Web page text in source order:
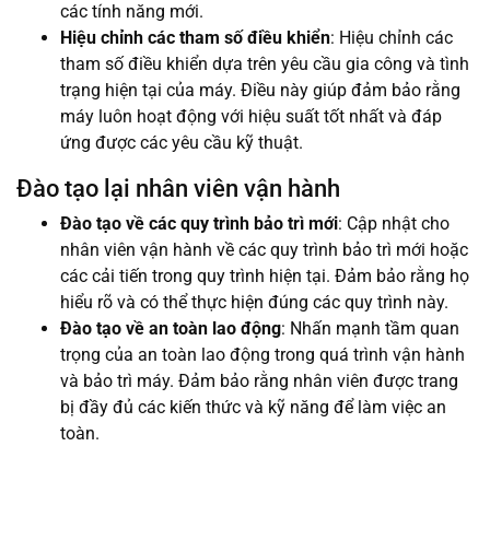
các tính năng mới.
Hiệu chỉnh các tham số điều khiển: Hiệu chỉnh các
tham số điều khiển dựa trên yêu cầu gia công và tình
trạng hiện tại của máy. Điều này giúp đảm bảo rằng
máy luôn hoạt động với hiệu suất tốt nhất và đáp
ứng được các yêu cầu kỹ thuật.
Đào tạo lại nhân viên vận hành
Đào tạo về các quy trình bảo trì mới: Cập nhật cho
nhân viên vận hành về các quy trình bảo trì mới hoặc
các cải tiến trong quy trình hiện tại. Đảm bảo rằng họ
hiểu rõ và có thể thực hiện đúng các quy trình này.
Đào tạo về an toàn lao động: Nhấn mạnh tầm quan
trọng của an toàn lao động trong quá trình vận hành
và bảo trì máy. Đảm bảo rằng nhân viên được trang
bị đầy đủ các kiến thức và kỹ năng để làm việc an
toàn.